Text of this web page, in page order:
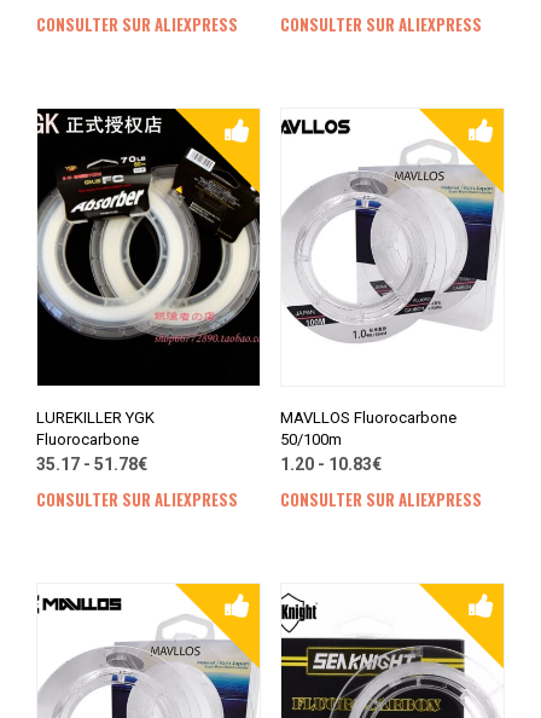
CONSULTER SUR ALIEXPRESS CONSULTER SUR ALIEXPRESS
LUREKILLER YGK
Fluorocarbone
35.17 - 51.78€
CONSULTER SUR ALIEXPRESS
MAVLLOS Fluorocarbone
50/100m
1.20 - 10.83€
CONSULTER SUR ALIEXPRESS